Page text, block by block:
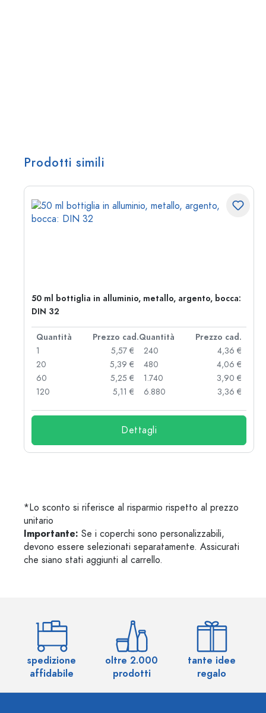
Prodotti simili
50 ml bottiglia in alluminio, metallo, argento, bocca:
DIN 32
Quantità Prezzo cad.Quantità
Prezzo cad.
1
5,57 €
20
5,39 €
60
5,25 €
120
5,11 €
240
4,36 €
480
4,06 €
1.740
3,90 €
6.880
3,36 €
Dettagli
*Lo sconto si riferisce al risparmio rispetto al prezzo
unitario
Importante: Se i coperchi sono personalizzabili,
devono essere selezionati separatamente. Assicurati
che siano stati aggiunti al carrello.
spedizione
affidabile
oltre 2.000
prodotti
tante idee
regalo